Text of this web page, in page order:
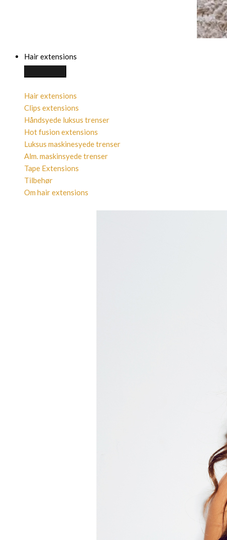
Hair extensions
Hair extensions
Clips extensions
Håndsyede luksus trenser
Hot fusion extensions
Luksus maskinesyede trenser
Alm. maskinsyede trenser
Tape Extensions
Tilbehør
Om hair extensions